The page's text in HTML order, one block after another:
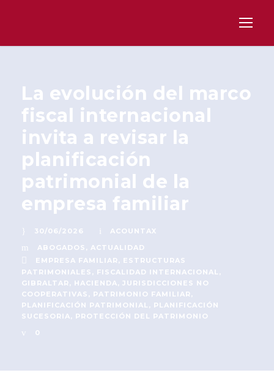
La evolución del marco
fiscal internacional
invita a revisar la
planificación
patrimonial de la
empresa familiar
30/06/2026
ACOUNTAX
ABOGADOS , ACTUALIDAD
EMPRESA FAMILIAR , ESTRUCTURAS
PATRIMONIALES , FISCALIDAD INTERNACIONAL ,
GIBRALTAR , HACIENDA, JURISDICCIONES NO
COOPERATIVAS , PATRIMONIO FAMILIAR ,
PLANIFICACIÓN PATRIMONIAL , PLANIFICACIÓN
SUCESORIA, PROTECCIÓN DEL PATRIMONIO
0